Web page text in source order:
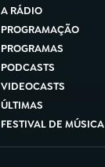
A RÁDIO
PROGRAMAÇÃO
PROGRAMAS
PODCASTS
VIDEOCASTS
ÚLTIMAS
FESTIVAL DE MÚSICA